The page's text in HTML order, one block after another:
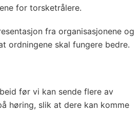
for torsketrålere.
fra organisasjonene og
ordningene skal fungere bedre.
før vi kan sende flere av
høring, slik at dere kan komme